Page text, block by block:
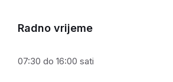
Radno vrijeme
07:30 do 16:00 sati